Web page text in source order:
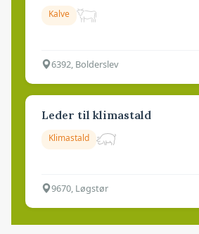
Kalve
6392, Bolderslev
Leder til klimastald
Klimastald
9670, Løgstør